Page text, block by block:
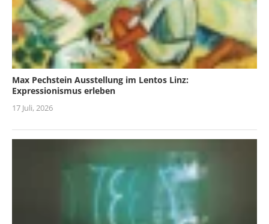
Max Pechstein Ausstellung im Lentos Linz:
Expressionismus erleben
17 Juli, 2026